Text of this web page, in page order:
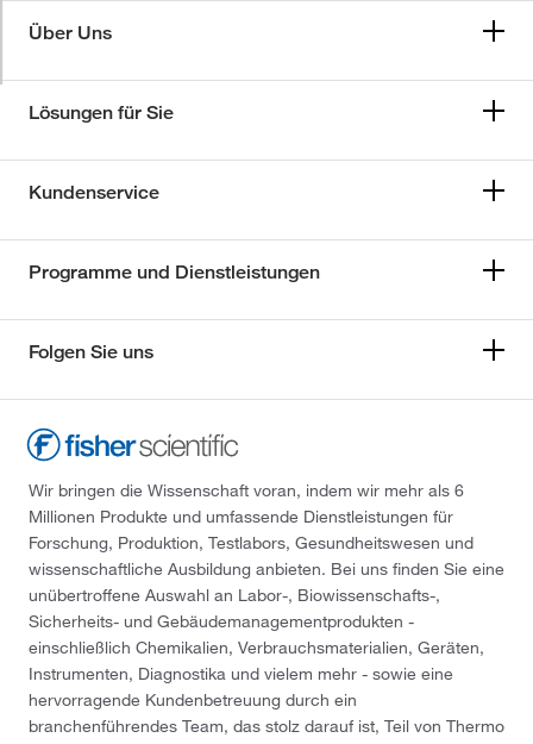
Über Uns
Lösungen für Sie
Kundenservice
Programme und Dienstleistungen
Folgen Sie uns
Wir bringen die Wissenschaft voran, indem wir mehr als 6
Millionen Produkte und umfassende Dienstleistungen für
Forschung, Produktion, Testlabors, Gesundheitswesen und
wissenschaftliche Ausbildung anbieten. Bei uns finden Sie eine
unübertroffene Auswahl an Labor-, Biowissenschafts-,
Sicherheits- und Gebäudemanagementprodukten -
einschließlich Chemikalien, Verbrauchsmaterialien, Geräten,
Instrumenten, Diagnostika und vielem mehr - sowie eine
hervorragende Kundenbetreuung durch ein
branchenführendes Team, das stolz darauf ist, Teil von Thermo